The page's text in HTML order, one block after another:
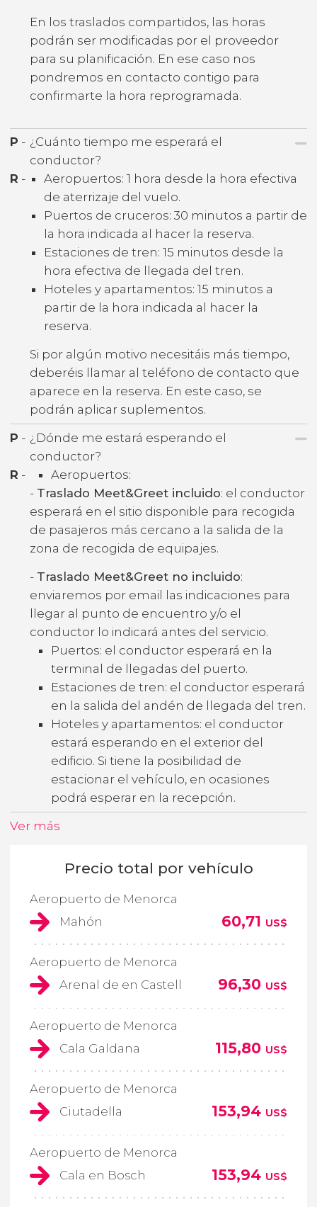
En los traslados compartidos, las horas
podrán ser modificadas por el proveedor
para su planificación. En ese caso nos
pondremos en contacto contigo para
confirmarte la hora reprogramada.
P - ¿Cuánto tiempo me esperará el
conductor?
R -
Aeropuertos: 1 hora desde la hora efectiva
de aterrizaje del vuelo.
Puertos de cruceros: 30 minutos a partir de
la hora indicada al hacer la reserva.
Estaciones de tren: 15 minutos desde la
hora efectiva de llegada del tren.
Hoteles y apartamentos: 15 minutos a
partir de la hora indicada al hacer la
reserva.
Si por algún motivo necesitáis más tiempo,
deberéis llamar al teléfono de contacto que
aparece en la reserva. En este caso, se
podrán aplicar suplementos.
P - ¿Dónde me estará esperando el
conductor?
R -
Aeropuertos:
- Traslado Meet&Greet incluido: el conductor
esperará en el sitio disponible para recogida
de pasajeros más cercano a la salida de la
zona de recogida de equipajes.
- Traslado Meet&Greet no incluido:
enviaremos por email las indicaciones para
llegar al punto de encuentro y/o el
conductor lo indicará antes del servicio.
Puertos: el conductor esperará en la
terminal de llegadas del puerto.
Estaciones de tren: el conductor esperará
en la salida del andén de llegada del tren.
Hoteles y apartamentos: el conductor
estará esperando en el exterior del
edificio. Si tiene la posibilidad de
estacionar el vehículo, en ocasiones
podrá esperar en la recepción.
Ver más
Precio total por vehículo
Aeropuerto de Menorca
Mahón
60,71 US$
Aeropuerto de Menorca
Arenal de en Castell
96,30 US$
Aeropuerto de Menorca
Cala Galdana
115,80 US$
Aeropuerto de Menorca
Ciutadella
153,94 US$
Aeropuerto de Menorca
Cala en Bosch
153,94 US$